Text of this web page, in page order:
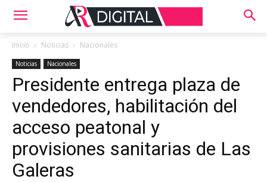
Inicio Noticias Nacionales
Noticias Nacionales
Presidente entrega plaza de
vendedores, habilitación del
acceso peatonal y
provisiones sanitarias de Las
Galeras